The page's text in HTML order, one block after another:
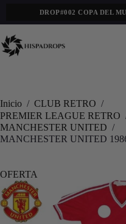
DROP#002 COPA DEL
Inicio / CLUB RETRO /
PREMIER LEAGUE RETRO
MANCHESTER UNITED /
MANCHESTER UNITED
OFERTA